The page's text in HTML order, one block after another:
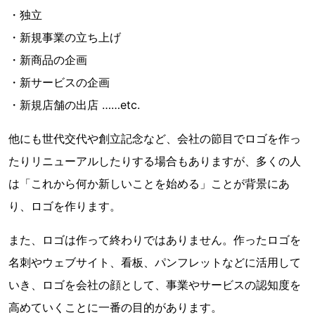
・独立
・新規事業の立ち上げ
・新商品の企画
・新サービスの企画
・新規店舗の出店 ……etc.
他にも世代交代や創立記念など、会社の節目でロゴを作っ
たりリニューアルしたりする場合もありますが、多くの人
は「これから何か新しいことを始める」ことが背景にあ
り、ロゴを作ります。
また、ロゴは作って終わりではありません。作ったロゴを
名刺やウェブサイト、看板、パンフレットなどに活用して
いき、ロゴを会社の顔として、事業やサービスの認知度を
高めていくことに一番の目的があります。